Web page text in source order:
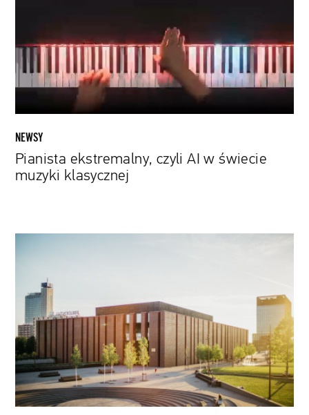
muzyki
klasycznej
NEWSY
Pianista ekstremalny, czyli AI w świecie
muzyki klasycznej
muzyka
klasyczna.
IBM
łączy
siły
z
katowickim
NOSPR-